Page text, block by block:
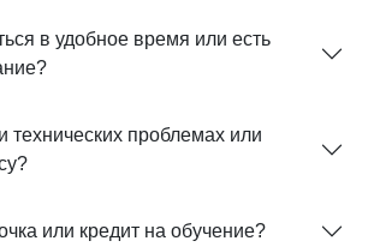
в удобное время или есть
технических проблемах или
или кредит на обучение?